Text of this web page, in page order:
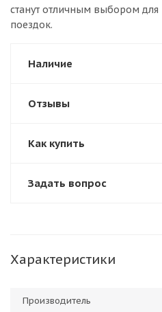
станут отличным выбором
поездок.
Наличие
Отзывы
Как купить
Задать вопрос
Характеристики
Производитель